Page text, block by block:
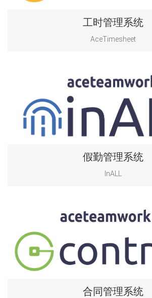
工时管理系统
AceTimesheet
假勤管理系统
InALL
合同管理系统